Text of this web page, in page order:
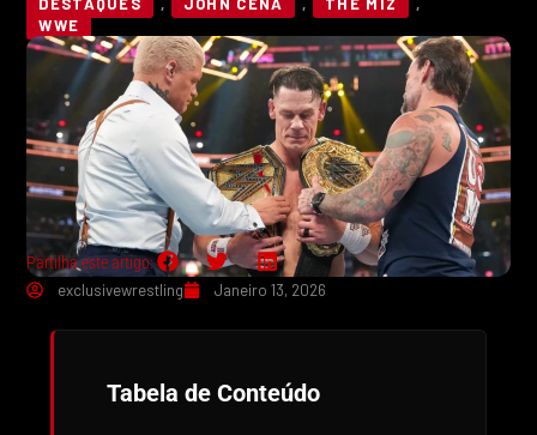
WWE
Partilha este artigo:
exclusivewrestling
Janeiro 13, 2026
Tabela de Conteúdo